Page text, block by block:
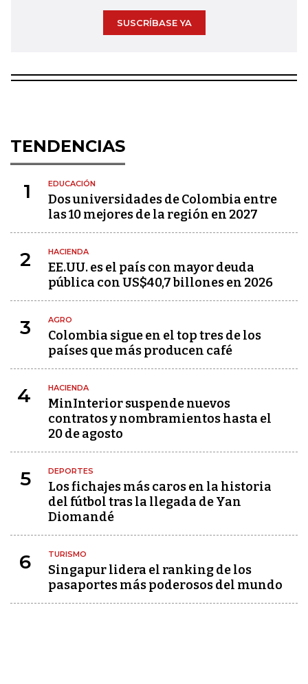
SUSCRÍBASE YA
TENDENCIAS
1 EDUCACIÓN
Dos universidades de Colombia entre
las 10 mejores de la región en 2027
2 HACIENDA
EE.UU. es el país con mayor deuda
pública con US$40,7 billones en 2026
3 AGRO
Colombia sigue en el top tres de los
países que más producen café
4 HACIENDA
MinInterior suspende nuevos
contratos y nombramientos hasta el
20 de agosto
5 DEPORTES
Los fichajes más caros en la historia
del fútbol tras la llegada de Yan
Diomandé
6 TURISMO
Singapur lidera el ranking de los
pasaportes más poderosos del mundo